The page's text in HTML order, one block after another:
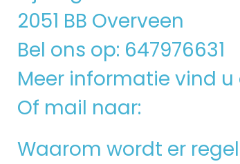
2051 BB Overveen
Bel ons op: 647976631
Meer informatie vind u
Of mail naar:
Waarom wordt er